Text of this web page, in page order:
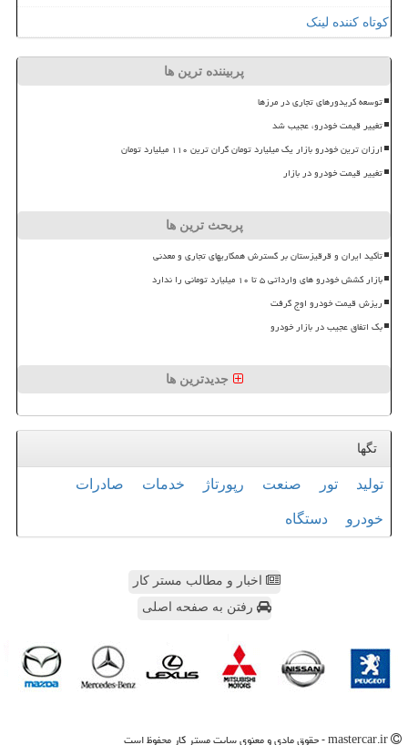
کوتاه کننده لینک
پربیننده ترین ها
توسعه کریدورهای تجاری در مرزها
تغییر قیمت خودرو، عجیب شد
ارزان ترین خودرو بازار یک میلیارد تومان گران ترین ۱۱۰ میلیارد تومان
تغییر قیمت خودرو در بازار
پربحث ترین ها
تأکید ایران و قرقیزستان بر گسترش همکاریهای تجاری و معدنی
بازار کشش خودرو های وارداتی ۵ تا ۱۰ میلیارد تومانی را ندارد
ریزش قیمت خودرو اوج گرفت
بک اتفاق عجیب در بازار خودرو
جدیدترین ها
تگها
تولید تور صنعت رپورتاژ خدمات صادرات
خودرو دستگاه
اخبار و مطالب مستر کار
رفتن به صفحه اصلی